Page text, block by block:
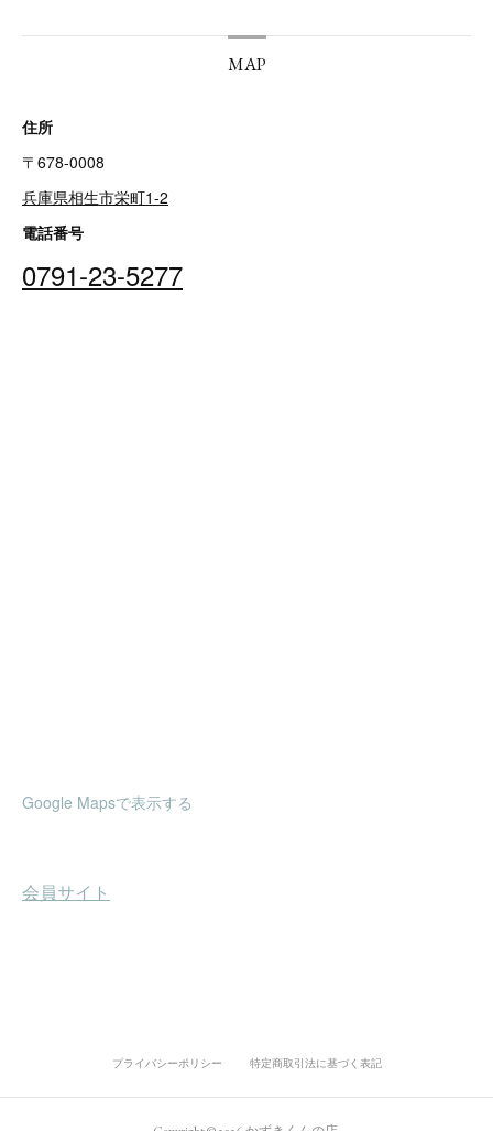
MAP
住所
〒678-0008
兵庫県相生市栄町1-2
電話番号
0791-23-5277
Google Mapsで表示する
プライバシーポリシー 特定商取引法に基づく表記